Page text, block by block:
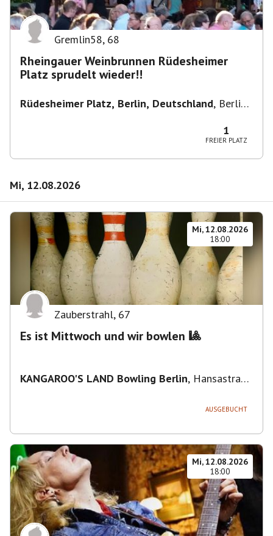
Gremlin58, 68
Rheingauer Weinbrunnen Rüdesheimer
Platz sprudelt wieder!!
Rüdesheimer Platz, Berlin, Deutschland, Berlin-
1
FREIER PLATZ
Mi, 12.08.2026
Mi, 12.08.2026
18:00
Zauberstrahl, 67
Es ist Mittwoch und wir bowlen 🎱
KANGAROO'S LAND Bowling Berlin, Hansastraße
AUSGEBUCHT
Mi, 12.08.2026
18:00